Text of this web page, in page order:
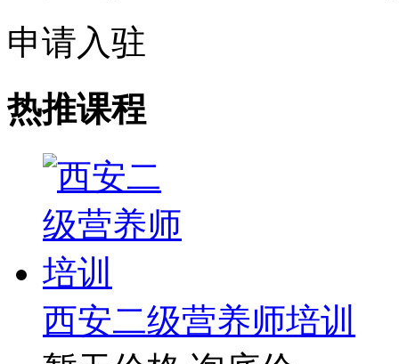
申请入驻
热推课程
西安二级营养师培训